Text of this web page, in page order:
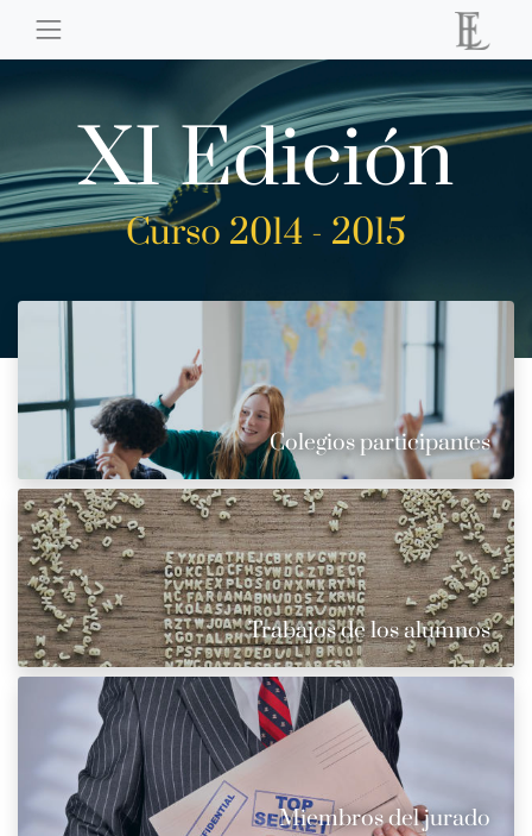
XI Edición
Curso 2014 - 2015
Colegios participantes
Trabajos de los alumnos
Miembros del jurado